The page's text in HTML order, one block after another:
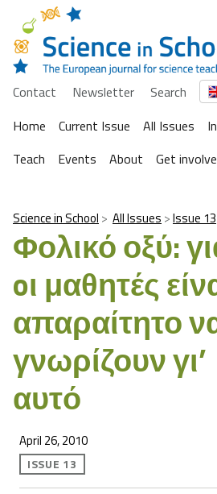
Contact Newsletter
Search
Home
Current Issue All Issues
Teach
Events About Get
Science in School All Issues Issue 13
Φολικό οξύ:
oι μαθητές
απαραίτητο
γνωρίζουν γι’
αυτό
April 26, 2010
ISSUE 13